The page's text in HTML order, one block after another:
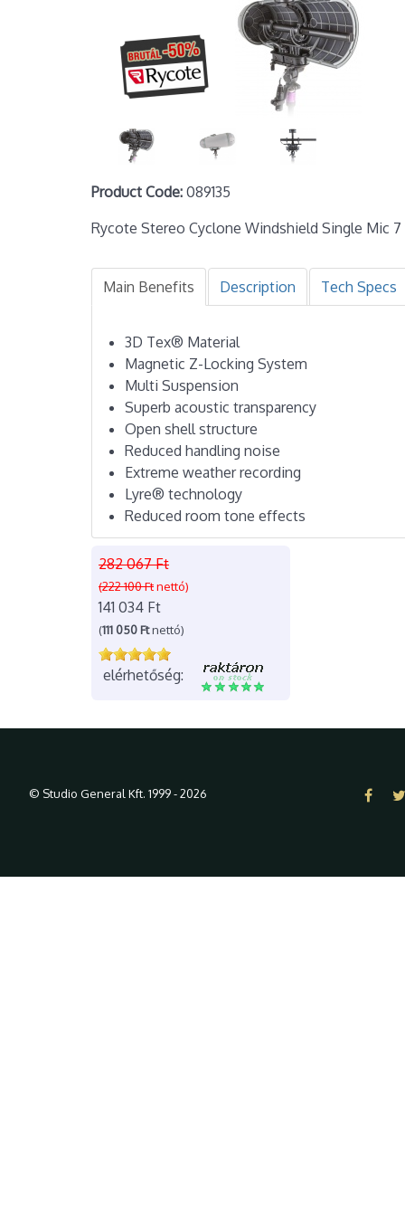
Product Code: 089135
Rycote Stereo Cyclone Windshield Single Mic 7
Main Benefits Description Tech Specs
3D Tex® Material
Magnetic Z-Locking System
Multi Suspension
Superb acoustic transparency
Open shell structure
Reduced handling noise
Extreme weather recording
Lyre® technology
Reduced room tone effects
282 067 Ft
(222 100 Ftnettó)
141 034 Ft
(111 050 Ftnettó)
elérhetőség:
© Studio General Kft. 1999 - 2026